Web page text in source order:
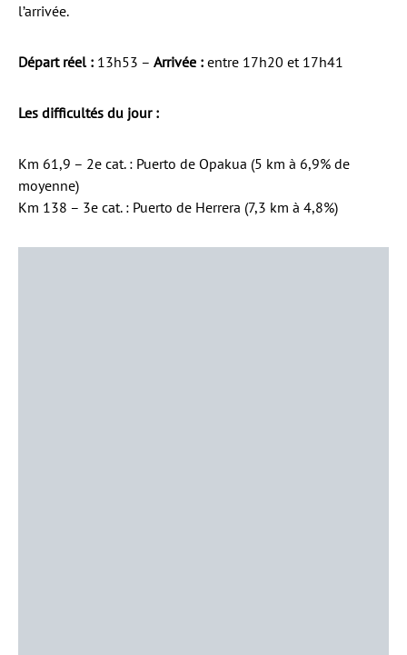
l’arrivée.
Départ réel : 13h53 – Arrivée : entre 17h20 et 17h41
Les difficultés du jour :
Km 61,9 – 2e cat. : Puerto de Opakua (5 km à 6,9% de
moyenne)
Km 138 – 3e cat. : Puerto de Herrera (7,3 km à 4,8%)